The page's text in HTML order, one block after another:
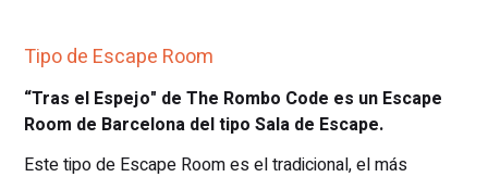
Tipo de Escape Room
“Tras el Espejo" de The Rombo Code es un Escape
Room de Barcelona del tipo Sala de Escape.
Este tipo de Escape Room es el tradicional, el más